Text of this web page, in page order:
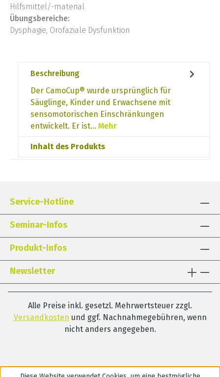
Hilfsmittel/-material
Übungsbereiche:
Dysphagie, Orofaziale Dysfunktion
Beschreibung
Der CamoCup® wurde ursprünglich für
Säuglinge, Kinder und Erwachsene mit
sensomotorischen Einschränkungen
entwickelt. Er ist… Mehr
Inhalt des Produkts
Service-Hotline
Seminar-Infos
Produkt-Infos
Newsletter
Alle Preise inkl. gesetzl. Mehrwertsteuer zzgl.
Versandkosten und ggf. Nachnahmegebühren, wenn
nicht anders angegeben.